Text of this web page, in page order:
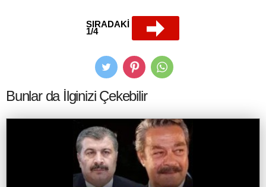
SIRADAKİ
1/4
Bunlar da İlginizi Çekebilir